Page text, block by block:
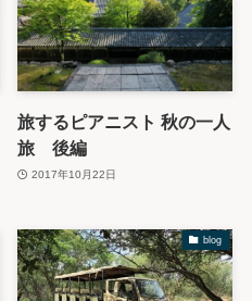
旅するピアニスト 秋の一人
旅 後編
2017年10月22日
blog